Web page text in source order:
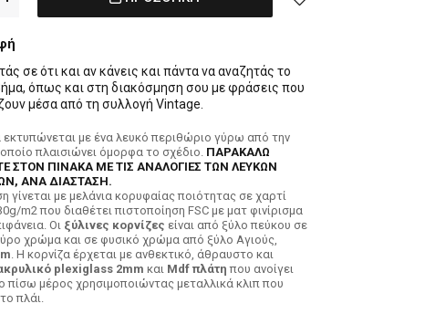
σε ότι και αν κάνεις και πάντα να αναζητάς το
όπως και στη διακόσμηση σου με φράσεις που
μέσα από τη συλλογή Vintage.
με ένα λευκό περιθώριο γύρω από την
πλαισιώνει όμορφα το σχέδιο. ΠΑΡΑΚΑΛΩ
ΣΤΟΝ ΠΙΝΑΚΑ ΜΕ ΤΙΣ ΑΝΑΛΟΓΙΕΣ ΤΩΝ ΛΕΥΚΩΝ
ΑΝΑ ΔΙΑΣΤΑΣΗ.
γίνεται με μελάνια κορυφαίας ποιότητας σε χαρτί
m2 που διαθέτει πιστοποίηση FSC με ματ φινίρισμα
Οι ξύλινες κορνίζες είναι από ξύλο πεύκου σε
χρώμα και σε φυσικό χρώμα από ξύλο Αγιούς,
. Η κορνίζα έρχεται με ανθεκτικό, άθραυστο και
plexiglass 2mm και Mdf πλάτη που ανοίγει
πίσω μέρος χρησιμοποιώντας μεταλλικά κλιπ που
πλάι.